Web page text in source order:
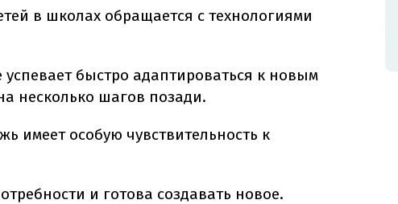
в школах обращается с технологиями
быстро адаптироваться к новым
несколько шагов позади.
имеет особую чувствительность к
и готова создавать новое.